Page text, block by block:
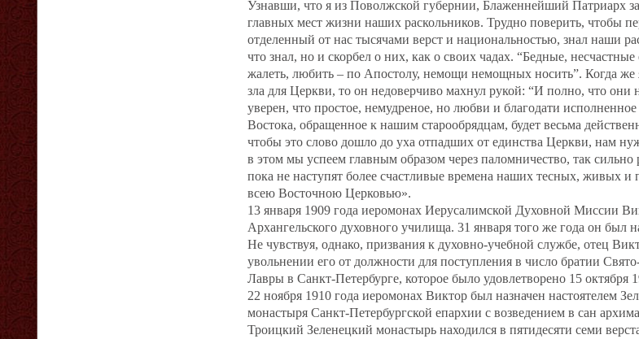
Узнавши, что я из Поволжской губернии, Блаженнейший Патриарх
главных мест жизни наших раскольников. Трудно поверить, чтобы
отделенный от нас тысячами верст и национальностью, знал наши
что знал, но и скорбел о них, как о своих чадах. “Бедные,
жалеть, любить – по Апостолу, немощи немощных носить”. Когда же
зла для Церкви, то он недоверчиво махнул рукой: “И полно, что они
уверен, что простое, немудреное, но любви и благодати исполненное
Востока, обращенное к нашим старообрядцам, будет весьма
чтобы это слово дошло до уха отпадших от единства Церкви, нам
в этом мы успеем главным образом через паломничество, так сильно
пока не наступят более счастливые времена наших тесных, живых
всею Восточною Церковью».
13 января 1909 года иеромонах Иерусалимской Духовной Миссии
Архангельского духовного училища. 31 января того же года он был
Не чувствуя, однако, призвания к духовно‐учебной службе, отец
увольнении его от должности для поступления в число братии
Лавры в Санкт‐Петербурге, которое было удовлетворено 15 октября
22 ноября 1910 года иеромонах Виктор был назначен настоятелем
монастыря Санкт‐Петербургской епархии с возведением в сан
Троицкий Зеленецкий монастырь находился в пятидесяти семи